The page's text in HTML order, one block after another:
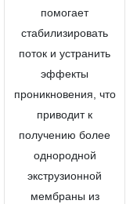
помогает
стабилизировать
поток и устранить
эффекты
проникновения, что
приводит к
получению более
однородной
экструзионной
мембраны из